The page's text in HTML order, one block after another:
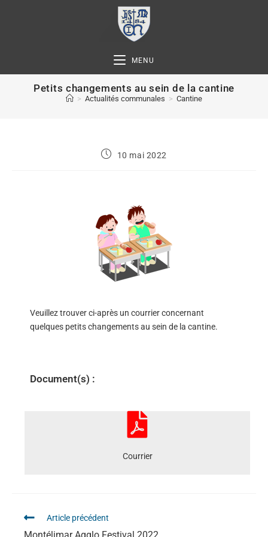
MENU
Petits changements au sein de la cantine
> Actualités communales > Cantine
10 mai 2022
Veuillez trouver ci-après un courrier concernant
quelques petits changements au sein de la cantine.
Document(s) :
Courrier
Article précédent